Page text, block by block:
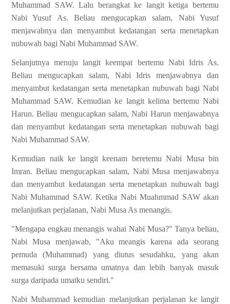
Muhammad SAW. Lalu berangkatke langit ketiga bertemu
Nabi Yusuf As. Beliau mengucapkan salam, Nabi Yusuf
menjawabnya dan menyambut kedatangan serta menetapkan
nubuwah bagi Nabi Muhammad SAW.
Selanjutnya menuju langit keempat bertemu Nabi Idris As.
Beliau mengucapkan salam, Nabi Idris menjawabnya dan
menyambut kedatangan serta menetapkan nubuwah bagi Nabi
Muhammad SAW.Kemudian ke langit kelima bertemu Nabi
Harun. Beliau mengucapkan salam, Nabi Harun menjawabnya
dan menyambut kedatangan serta menetapkan nubuwah bagi
Nabi Muhammad SAW.
Kemudian naik ke langit keenam beretemu Nabi Musa bin
Imran. Beliau mengucapkan salam, Nabi Musa menjawabnya
dan menyambut kedatangan serta menetapkan nubuwah bagi
Nabi Muhammad SAW. Ketika Nabi Muahmmad SAW akan
melanjutkan perjalanan, Nabi Musa As menangis.
"Mengapa engkau menangis wahai Nabi Musa?" Tanya beliau,
Nabi Musa menjawab, "Aku meangis karena ada seorang
pemuda (Muhammad) yang diutus sesudahku, yang akan
memasuki surga bersama umatnya dan lebih banyak masuk
surga daripada umatku sendiri."
Nabi Muhammad kemudian melanjutkan perjalanan ke langit